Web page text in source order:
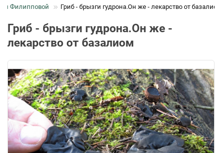
Филипповой Гриб - брызги гудрона.Он же - лекарство от базалиом
Гриб - брызги гудрона.Он же -
лекарство от базалиом